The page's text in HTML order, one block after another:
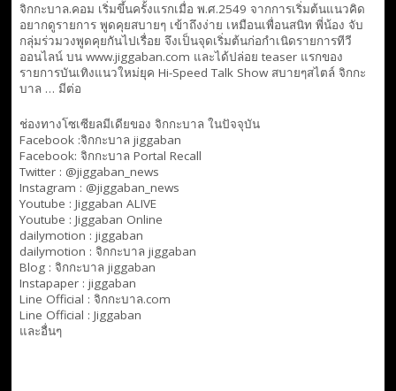
จิกกะบาล.คอม เริ่มขึ้นครั้งแรกเมื่อ พ.ศ.2549 จากการเริ่มต้นแนวคิด
อยากดูรายการ พูดคุยสบายๆ เข้าถึงง่าย เหมือนเพื่อนสนิท พี่น้อง จับ
กลุ่มร่วมวงพูดคุยกันไปเรื่อย จึงเป็นจุดเริ่มต้นก่อกำเนิดรายการทีวี
ออนไลน์ บน www.jiggaban.com และได้ปล่อย teaser แรกของ
รายการบันเทิงแนวใหม่ยุค Hi-Speed Talk Show สบายๆสไตล์ จิกกะ
บาล … มีต่อ
ช่องทางโซเซียลมีเดียของ จิกกะบาล ในปัจจุบัน
Facebook :จิกกะบาล jiggaban
Facebook: จิกกะบาล Portal Recall
Twitter : @jiggaban_news
Instagram : @jiggaban_news
Youtube : Jiggaban ALIVE
Youtube : Jiggaban Online
dailymotion : jiggaban
dailymotion : จิกกะบาล jiggaban
Blog : จิกกะบาล jiggaban
Instapaper : jiggaban
Line Official : จิกกะบาล.com
Line Official : Jiggaban
และอื่นๆ